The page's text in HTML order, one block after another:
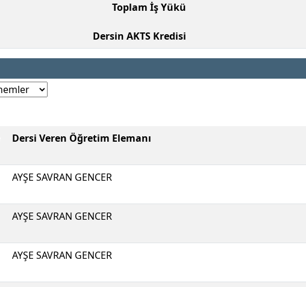
Toplam İş Yükü
Dersin AKTS Kredisi
Dersi Veren Öğretim Elemanı
AYŞE SAVRAN GENCER
AYŞE SAVRAN GENCER
AYŞE SAVRAN GENCER